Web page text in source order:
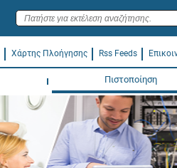
Χάρτης Πλοήγησης Rss Feeds
Πιστοποίηση